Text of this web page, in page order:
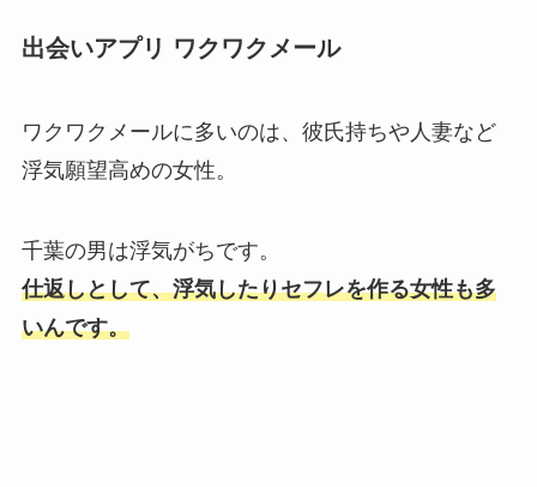
出会いアプリ ワクワクメール
ワクワクメールに多いのは、彼氏持ちや人妻など
浮気願望高めの女性。
千葉の男は浮気がちです。
仕返しとして、浮気したりセフレを作る女性も多
いんです。